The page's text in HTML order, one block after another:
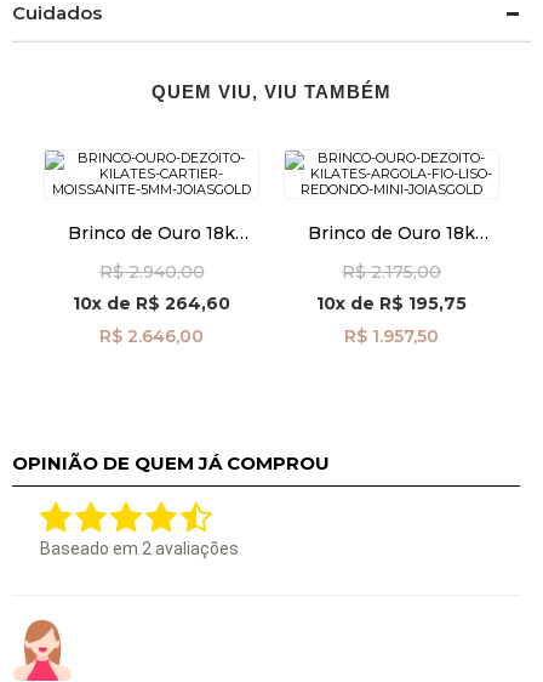
Cuidados
QUEM VIU, VIU TAMBÉM
Brinco de Ouro 18k
de 5mm br29516
R$ 2.940,00
10x de R$ 264,60
R$ 2.646,00
Brinco de Ouro 18k
Mini br29466
R$ 2.175,00
10x de R$ 195,75
R$ 1.957,50
OPINIÃO DE QUEM JÁ COMPROU
Baseado em 2avaliações